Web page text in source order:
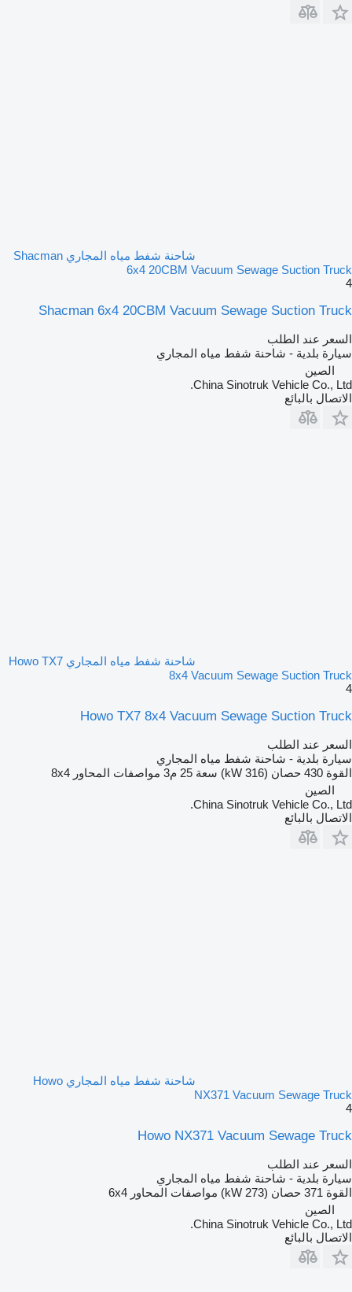
شاحنة شفط مياه المجاري Shacman
6x4 20CBM Vacuum Sewage Suction Truck
4
Shacman 6x4 20CBM Vacuum Sewage Suction Truck
السعر عند الطلب
سيارة بلدية - شاحنة شفط مياه المجاري
الصين
China Sinotruk Vehicle Co., Ltd.
الاتصال بالبائع
شاحنة شفط مياه المجاري Howo TX7
8x4 Vacuum Sewage Suction Truck
4
Howo TX7 8x4 Vacuum Sewage Suction Truck
السعر عند الطلب
سيارة بلدية - شاحنة شفط مياه المجاري
القوة 430 حصان (316 kW) سعة 25 م3 مواصفات المحاور 8x4
الصين
China Sinotruk Vehicle Co., Ltd.
الاتصال بالبائع
شاحنة شفط مياه المجاري Howo
NX371 Vacuum Sewage Truck
4
Howo NX371 Vacuum Sewage Truck
السعر عند الطلب
سيارة بلدية - شاحنة شفط مياه المجاري
القوة 371 حصان (273 kW) مواصفات المحاور 6x4
الصين
China Sinotruk Vehicle Co., Ltd.
الاتصال بالبائع